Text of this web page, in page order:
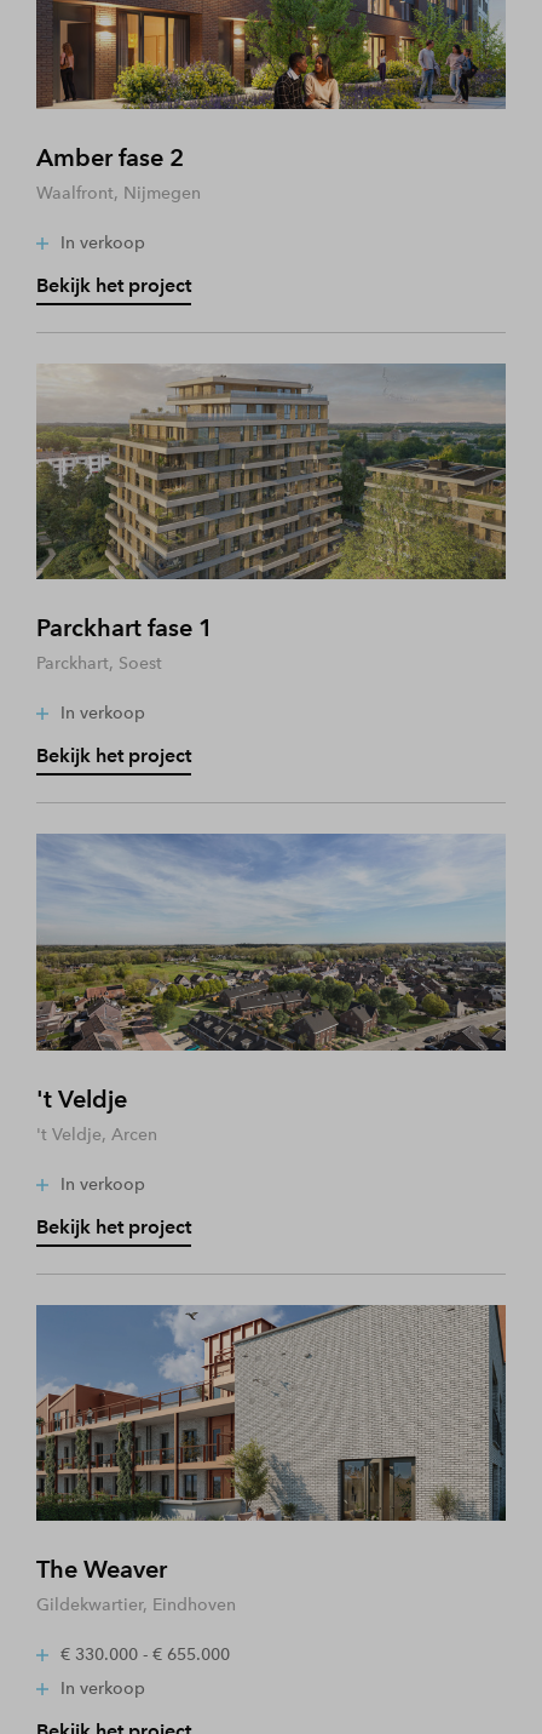
Amber fase 2
Waalfront, Nijmegen
In verkoop
Bekijk het project
Parckhart fase 1
Parckhart, Soest
In verkoop
Bekijk het project
't Veldje
't Veldje, Arcen
In verkoop
Bekijk het project
The Weaver
Gildekwartier, Eindhoven
€ 330.000 - € 655.000
In verkoop